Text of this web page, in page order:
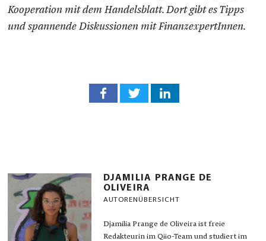
Kooperation mit dem Handelsblatt. Dort gibt es Tipps
und spannende Diskussionen mit FinanzexpertInnen.
DJAMILIA PRANGE DE
OLIVEIRA
AUTORENÜBERSICHT
Djamilia Prange de Oliveira ist freie
Redakteurin im Qiio-Team und studiert im